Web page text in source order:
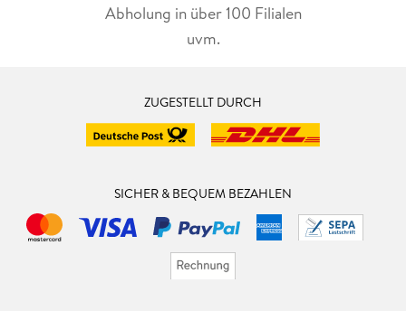
Abholung in über 100 Filialen
uvm.
ZUGESTELLT DURCH
SICHER & BEQUEM BEZAHLEN